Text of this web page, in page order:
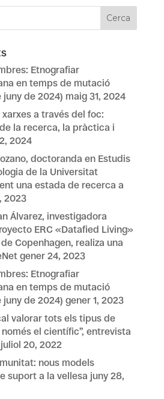
Etnografiar
en temps de mutació
juny de 2024) maig 31, 2024
a través del foc:
la recerca, la pràctica i
2024
doctoranda en Estudis
de la Universitat
una estada de recerca a
2023
Álvarez, investigadora
ERC «Datafied Living»
Copenhagen, realiza una
gener 24, 2023
Etnografiar
en temps de mutació
juny de 2024) gener 1, 2023
valorar tots els tipus de
el científic”, entrevista
juliol 20, 2022
nous models
suport a la vellesa juny 28,